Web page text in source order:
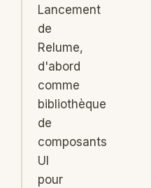
Lancement
de
Relume,
d'abord
comme
bibliothèque
de
composants
UI
pour